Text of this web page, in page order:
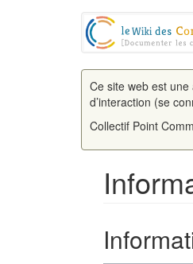
Ce site web est
d’interaction (se
Collectif Point